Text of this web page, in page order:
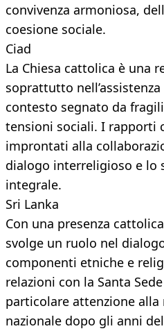
convivenza armoniosa,
coesione sociale.
Ciad
La Chiesa cattolica è una
soprattutto
contesto segnato da
tensioni sociali. I rapporti
improntati alla
dialogo interreligioso e lo
integrale.
Sri Lanka
Con una presenza
svolge un ruolo nel
componenti etniche e
relazioni con la Santa
particolare attenzione alla
nazionale dopo gli anni